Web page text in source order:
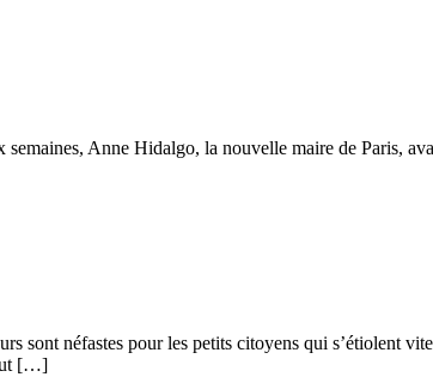
Anne Hidalgo, la nouvelle maire de Paris,
sont néfastes pour les petits citoyens qui s’étiolent
[…]